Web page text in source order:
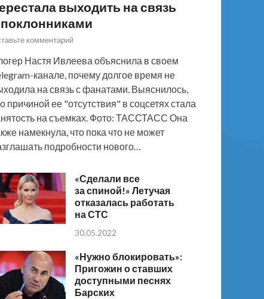
выходить на связь
комментарий
Настя Ивлеева объяснила в своем
канале, почему долгое время не
на связь с фанатами. Выяснилось,
причиной ее "отсутствия" в соцсетях стала
на съемках. Фото: ТАССТАСС Она
намекнула, что пока что не может
подробности нового…
«Сделали все
за спиной!» Летучая
отказалась работать
на СТС
30.05.2022
«Нужно блокировать»:
Пригожин о ставших
доступными песнях
Барских